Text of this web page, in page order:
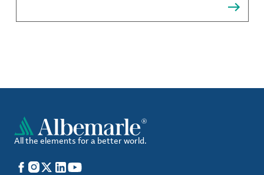
Akteure unerlässlich sind.
All the elements for a better world.
Facebook
Instagram
X LinkedIn
YouTube